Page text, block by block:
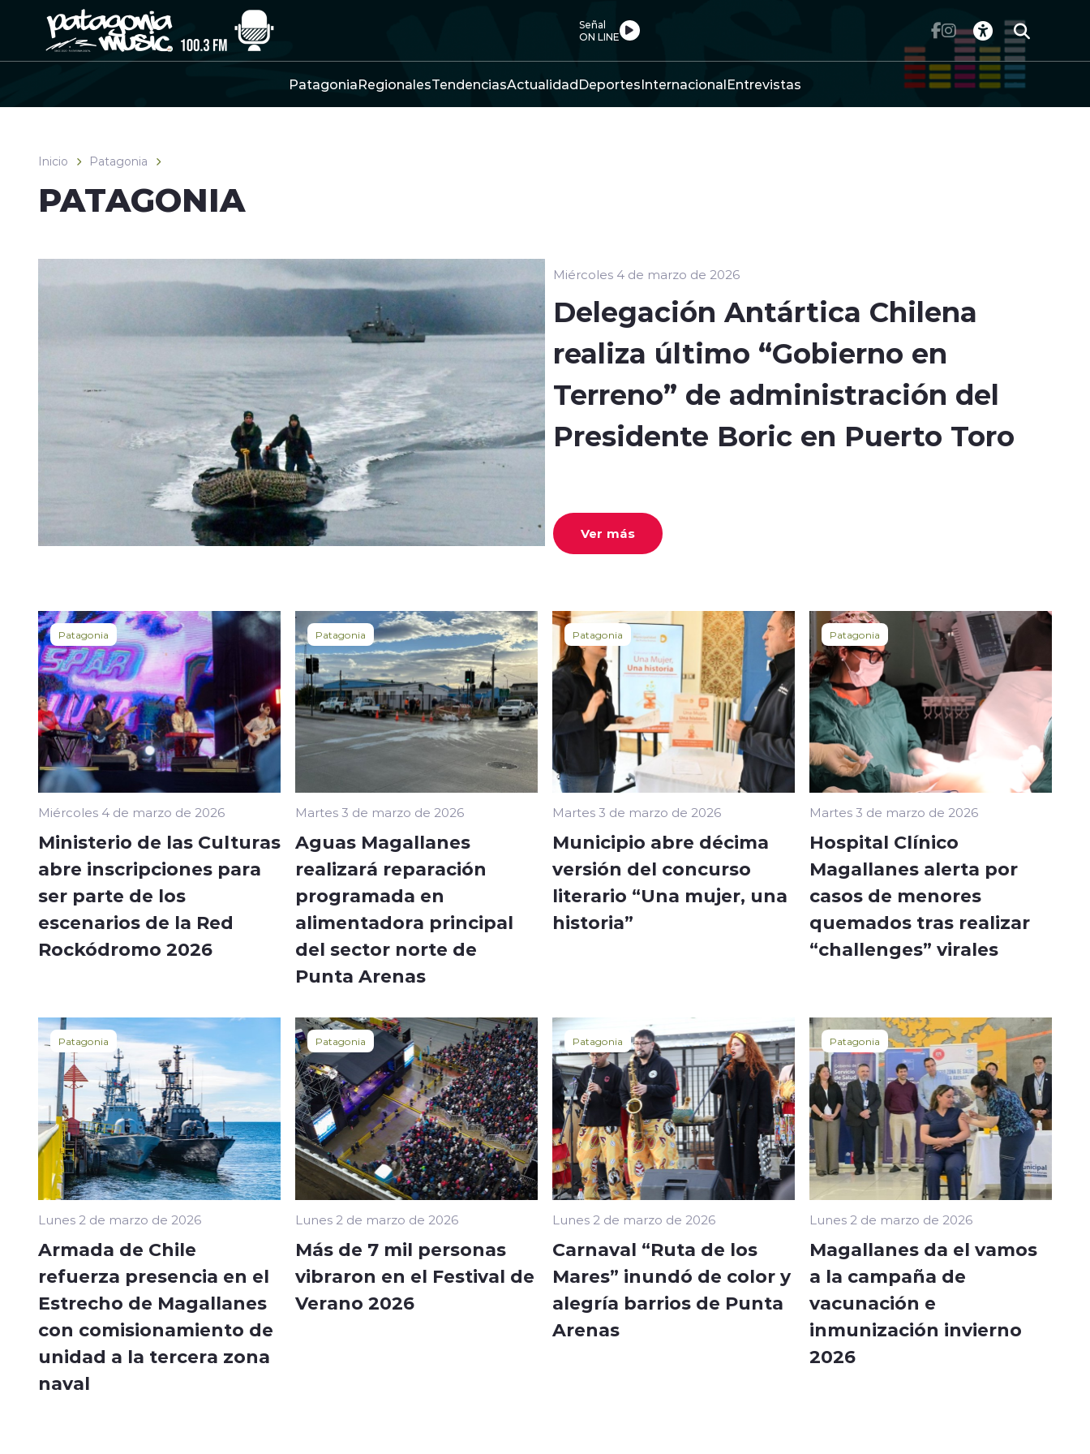
Click acá para ir directamente al contenido
Señal
ON LINE
PatagoniaRegionalesTendenciasActualidadDeportesInternacionalEntrevistas
Inicio Patagonia
PATAGONIA
Miércoles 4 de marzo de 2026
Delegación Antártica Chilena
realiza último “Gobierno en
Terreno” de administración del
Presidente Boric en Puerto Toro
Ver más
Patagonia
Miércoles 4 de marzo de 2026
Ministerio de las Culturas
abre inscripciones para
ser parte de los
escenarios de la Red
Rockódromo 2026
Patagonia
Martes 3 de marzo de 2026
Aguas Magallanes
realizará reparación
programada en
alimentadora principal
del sector norte de
Punta Arenas
Patagonia
Martes 3 de marzo de 2026
Municipio abre décima
versión del concurso
literario “Una mujer, una
historia”
Patagonia
Martes 3 de marzo de 2026
Hospital Clínico
Magallanes alerta por
casos de menores
quemados tras realizar
“challenges” virales
Patagonia
Lunes 2 de marzo de 2026
Armada de Chile
refuerza presencia en el
Estrecho de Magallanes
con comisionamiento de
unidad a la tercera zona
naval
Patagonia
Lunes 2 de marzo de 2026
Más de 7 mil personas
vibraron en el Festival de
Verano 2026
Patagonia
Lunes 2 de marzo de 2026
Carnaval “Ruta de los
Mares” inundó de color y
alegría barrios de Punta
Arenas
Patagonia
Lunes 2 de marzo de 2026
Magallanes da el vamos
a la campaña de
vacunación e
inmunización invierno
2026